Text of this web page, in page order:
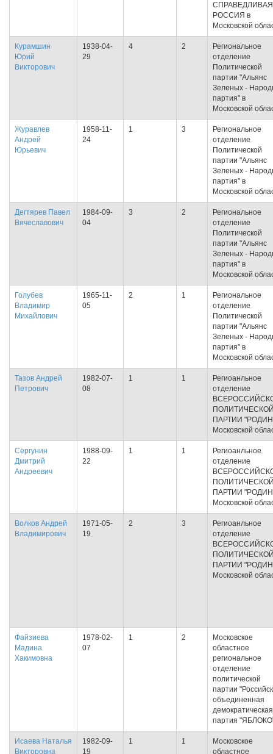
СПРАВЕДЛИВАЯ
РОССИЯ в
Московской
Курамшин
Юрий
Викторович
1938-04-
29
4 2
Региональное
отделение
Политической
партии "Альянс
Зеленых -
партия" в
Московской
Журавлев
Андрей
Юрьевич
1958-11-
24
1 3
Региональное
отделение
Политической
партии "Альянс
Зеленых -
партия" в
Московской
Дегтярев Павел
Вячеславович
1984-09-
04
3 2
Региональное
отделение
Политической
партии "Альянс
Зеленых -
партия" в
Московской
Голубев
Владимир
Михайлович
1965-11-
05
2 1
Региональное
отделение
Политической
партии "Альянс
Зеленых -
партия" в
Московской
Тазов Андрей
Петрович
1982-07-
08
1 1
Региоанльное
отделение
ПАРТИИ
Московской
Сергунин
Дмитрий
Андреевич
1988-09-
22
1 1
Региоанльное
отделение
ПАРТИИ
Московской
Волков Андрей
Владимирович
1971-05-
19
2 3
Региоанльное
отделение
ПАРТИИ
Московской
Файзиева
Мадина
Хакимовна
1978-02-
07
1 2
Московское
областное
региональное
отделение
политической
партии
объединенная
демократическая
партия
Исаева Наталья
Викторовна
1982-09-
19
1 1
Московское
областное